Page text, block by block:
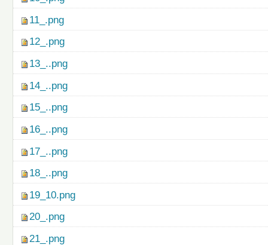
11_.png
12_.png
13_..png
14_..png
15_..png
16_..png
17_..png
18_..png
19_10.png
20_.png
21_.png